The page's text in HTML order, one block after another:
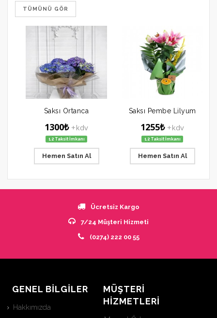
TÜMÜNÜ GÖR
Saksı Ortanca
1300₺ +kdv
12 Taksit İmkanı
Hemen Satın Al
Saksı Pembe Lilyum
1255₺ +kdv
12 Taksit İmkanı
Hemen Satın Al
Ücretsiz Kargo
7/24 Müşteri Hizmeti
(0274) 222 00 55
GENEL BİLGİLER
Hakkımızda
MÜŞTERİ
HİZMETLERİ